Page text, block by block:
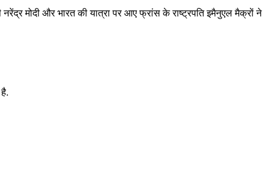
मोदी और भारत की यात्रा पर आए फ्रांस के राष्ट्रपति इमैनुएल मैक्रों ने